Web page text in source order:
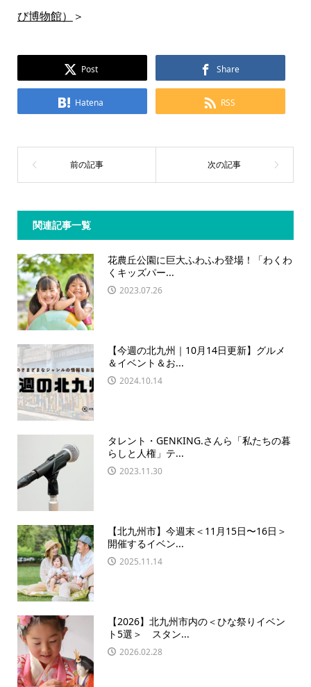
び博物館）
＞
Post Share
Hatena RSS
関連記事一覧
花農丘公園に巨大ふわふわ登場！「わくわ
くキッズパー...
2023.07.26
【今週の北九州｜10月14日更新】グルメ
＆イベント＆お...
2024.10.14
タレント・GENKING.さんら「私たちの暮
らしと人権」テ...
2023.11.30
【北九州市】今週末＜11月15日〜16日＞
開催するイベン...
2025.11.14
【2026】北九州市内の＜ひな祭りイベン
ト5選＞ スタン...
2026.02.28